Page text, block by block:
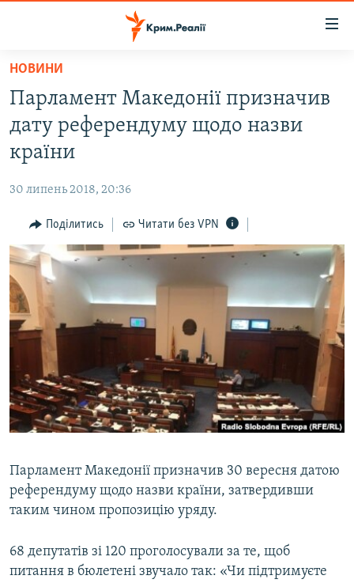
Перейти
основного
матеріалу
Перейти
до
основної
Перейти
до
пошуку
ВОДА.КРИМ
ВІДЕО ТА ФОТО
БЛОГИ
ПОГЛЯД
ІНТЕРВ'Ю
ВСЕ ЗА ДЕНЬ
СПЕЦПРОЕКТИ
ДЕПОРТАЦІЯ
ВІДЕОУРОКИ «ELIFBE»
СВІДЧЕННЯ ОКУПАЦІЇ
УКРАЇНСЬКА ПРОБЛЕМА КРИМУ
ЯК ОБІЙТИ БЛОКУВАННЯ
Русский
Qırımtatar
НОВИНИ
Парламент Македонії призначив
дату референдуму щодо назви
країни
30 липень 2018, 20:36
Поділитись Читати без VPN
Парламент Македонії призначив 30 вересня датою
референдуму щодо назви країни, затвердивши
таким чином пропозицію уряду.
68 депутатів зі 120 проголосували за те, щоб
питання в бюлетені звучало так: «Чи підтримуєте